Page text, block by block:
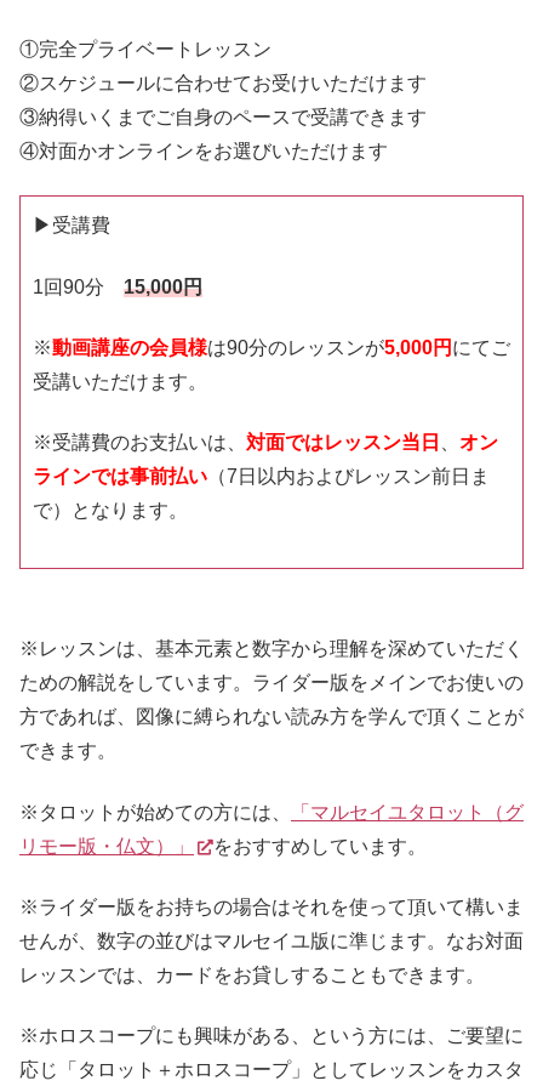
①完全プライベートレッスン
②スケジュールに合わせてお受けいただけます
③納得いくまでご自身のペースで受講できます
④対面かオンラインをお選びいただけます
▶受講費
1回90分 15,000円
※動画講座の会員様は90分のレッスンが5,000円 にてご
受講いただけます。
※受講費のお支払いは、 対面ではレッスン当日
オン
ラインでは事前払い （7日以内およびレッスン前日ま
で）となります。
※レッスンは、基本元素と数字から理解を深めていただく
ための解説をしています。ライダー版をメインでお使いの
方であれば、図像に縛られない読み方を学んで頂くことが
できます。
※タロットが始めての方には、
「マルセイユタロット（グ
リモー版・仏文）」
をおすすめしています。
※ライダー版をお持ちの場合はそれを使って頂いて構いま
せんが、数字の並びはマルセイユ版に準じます。なお対面
レッスンでは、カードをお貸しすることもできます。
※ホロスコープにも興味がある、という方には、ご要望に
応じ「タロット＋ホロスコープ」としてレッスンをカスタ